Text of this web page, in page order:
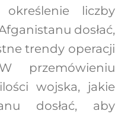
liczby
dosłać,
trendy operacji
przemówieniu
wojska, jakie
dosłać, aby